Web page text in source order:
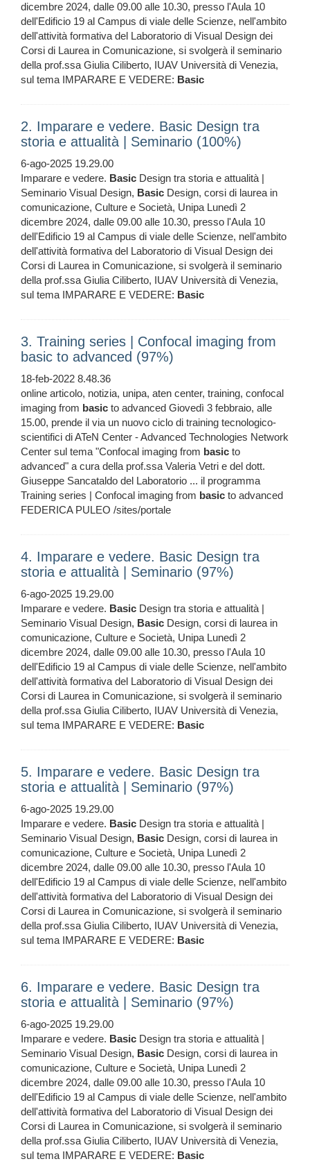
dicembre 2024, dalle 09.00 alle 10.30, presso l'Aula 10
dell'Edificio 19 al Campus di viale delle Scienze, nell'ambito
dell'attività formativa del Laboratorio di Visual Design dei
Corsi di Laurea in Comunicazione, si svolgerà il seminario
della prof.ssa Giulia Ciliberto, IUAV Università di Venezia,
sul tema IMPARARE E VEDERE: Basic
2. Imparare e vedere. Basic Design tra
storia e attualità | Seminario (100%)
6-ago-2025 19.29.00
Imparare e vedere. Basic Design tra storia e attualità |
Seminario Visual Design, Basic Design, corsi di laurea in
comunicazione, Culture e Società, Unipa Lunedì 2
dicembre 2024, dalle 09.00 alle 10.30, presso l'Aula 10
dell'Edificio 19 al Campus di viale delle Scienze, nell'ambito
dell'attività formativa del Laboratorio di Visual Design dei
Corsi di Laurea in Comunicazione, si svolgerà il seminario
della prof.ssa Giulia Ciliberto, IUAV Università di Venezia,
sul tema IMPARARE E VEDERE: Basic
3. Training series | Confocal imaging from
basic to advanced (97%)
18-feb-2022 8.48.36
online articolo, notizia, unipa, aten center, training, confocal
imaging from basic to advanced Giovedì 3 febbraio, alle
15.00, prende il via un nuovo ciclo di training tecnologico-
scientifici di ATeN Center - Advanced Technologies Network
Center sul tema "Confocal imaging from basic to
advanced" a cura della prof.ssa Valeria Vetri e del dott.
Giuseppe Sancataldo del Laboratorio ... il programma
Training series | Confocal imaging from basic to advanced
FEDERICA PULEO /sites/portale
4. Imparare e vedere. Basic Design tra
storia e attualità | Seminario (97%)
6-ago-2025 19.29.00
Imparare e vedere. Basic Design tra storia e attualità |
Seminario Visual Design, Basic Design, corsi di laurea in
comunicazione, Culture e Società, Unipa Lunedì 2
dicembre 2024, dalle 09.00 alle 10.30, presso l'Aula 10
dell'Edificio 19 al Campus di viale delle Scienze, nell'ambito
dell'attività formativa del Laboratorio di Visual Design dei
Corsi di Laurea in Comunicazione, si svolgerà il seminario
della prof.ssa Giulia Ciliberto, IUAV Università di Venezia,
sul tema IMPARARE E VEDERE: Basic
5. Imparare e vedere. Basic Design tra
storia e attualità | Seminario (97%)
6-ago-2025 19.29.00
Imparare e vedere. Basic Design tra storia e attualità |
Seminario Visual Design, Basic Design, corsi di laurea in
comunicazione, Culture e Società, Unipa Lunedì 2
dicembre 2024, dalle 09.00 alle 10.30, presso l'Aula 10
dell'Edificio 19 al Campus di viale delle Scienze, nell'ambito
dell'attività formativa del Laboratorio di Visual Design dei
Corsi di Laurea in Comunicazione, si svolgerà il seminario
della prof.ssa Giulia Ciliberto, IUAV Università di Venezia,
sul tema IMPARARE E VEDERE: Basic
6. Imparare e vedere. Basic Design tra
storia e attualità | Seminario (97%)
6-ago-2025 19.29.00
Imparare e vedere. Basic Design tra storia e attualità |
Seminario Visual Design, Basic Design, corsi di laurea in
comunicazione, Culture e Società, Unipa Lunedì 2
dicembre 2024, dalle 09.00 alle 10.30, presso l'Aula 10
dell'Edificio 19 al Campus di viale delle Scienze, nell'ambito
dell'attività formativa del Laboratorio di Visual Design dei
Corsi di Laurea in Comunicazione, si svolgerà il seminario
della prof.ssa Giulia Ciliberto, IUAV Università di Venezia,
sul tema IMPARARE E VEDERE: Basic